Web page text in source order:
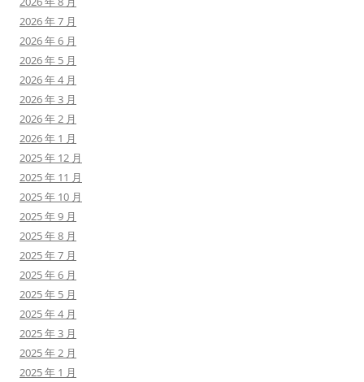
2026 年 7 月
2026 年 6 月
2026 年 5 月
2026 年 4 月
2026 年 3 月
2026 年 2 月
2026 年 1 月
2025 年 12 月
2025 年 11 月
2025 年 10 月
2025 年 9 月
2025 年 8 月
2025 年 7 月
2025 年 6 月
2025 年 5 月
2025 年 4 月
2025 年 3 月
2025 年 2 月
2025 年 1 月